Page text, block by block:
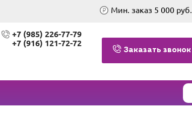
Мин. заказ 5 000 руб.
+7 (985) 226-77-79
+7 (916) 121-72-72
Заказать звонок